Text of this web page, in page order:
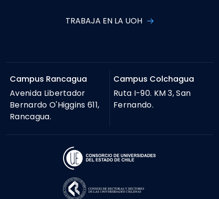
TRABAJA EN LA UOH
Campus Rancagua
Avenida Libertador
Bernardo O'Higgins 611,
Rancagua.
Campus Colchagua
Ruta I-90. KM 3, San
Fernando.